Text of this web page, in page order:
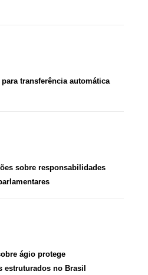
transferência automática
sobre responsabilidades
ágio protege
estruturados no Brasil